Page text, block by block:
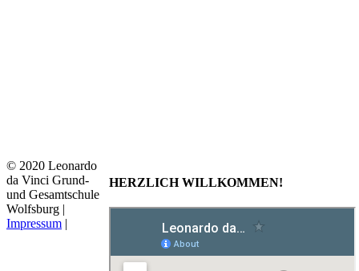
HERZLICH WILLKOMMEN!
© 2020 Leonardo
da Vinci Grund-
und Gesamtschule
Wolfsburg |
Impressum |